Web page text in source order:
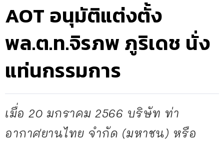
AOT อนุมัติแต่งตั้ง
พล.ต.ท.จิรภพ ภูริเดช นั่ง
แท่นกรรมการ
เมื่อ 20 มกราคม 2566 บริษัท ท่า
อากาศยานไทย จํากัด (มหาชน) หรือ